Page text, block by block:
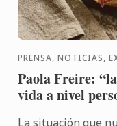
PRENSA, NOTICIAS,
Paola Freire:
vida a nivel
La situación que